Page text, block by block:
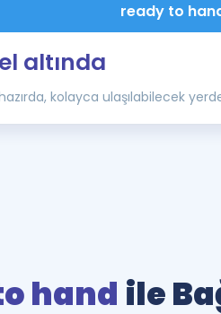
ready to
el altında
kolayca ulaşılabilecek
hand ile